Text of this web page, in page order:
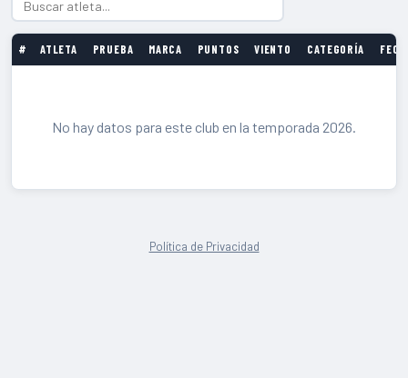
# ATLETA PRUEBA MARCA PUNTOS VIENTO CATEGORÍA
No hay datos para este club en la temporada 2026.
Política de Privacidad